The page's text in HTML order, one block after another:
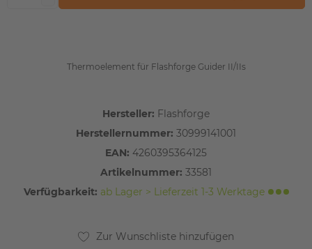
Thermoelement für Flashforge Guider II/IIs
Hersteller: Flashforge
Herstellernummer: 30999141001
EAN: 4260395364125
Artikelnummer: 33581
Verfügbarkeit: ab Lager > Lieferzeit 1-3 Werktage